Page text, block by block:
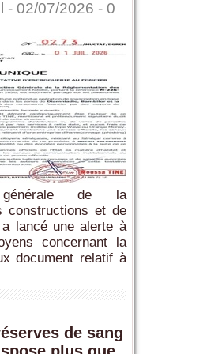
- 02/07/2026 - 0
de la
constructions et de
lancé une alerte à
concernant la
document relatif à
de sang